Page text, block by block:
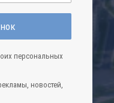
персональных
новостей,